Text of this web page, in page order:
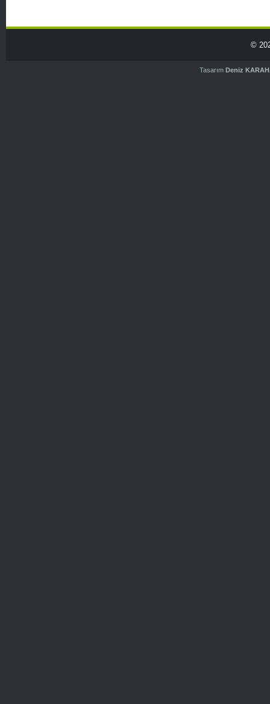
©
Tasarım Deniz